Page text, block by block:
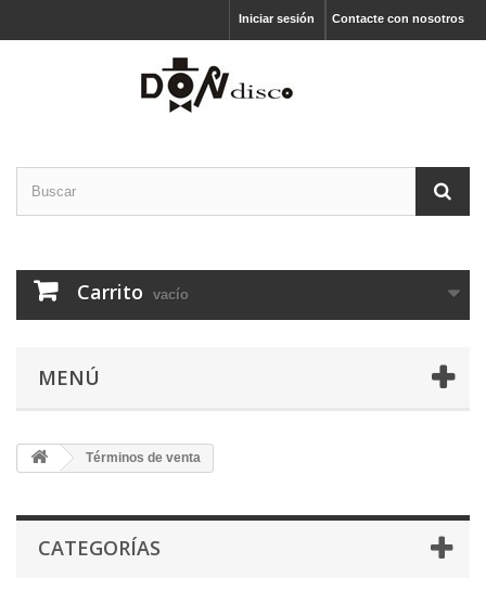
Contacte con nosotros
Iniciar sesión
Carrito vacío
MENÚ
Términos de venta
CATEGORÍAS